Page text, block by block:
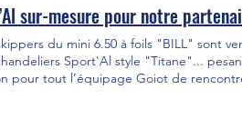
sur-mesure pour notre
du mini 6.50 à foils "BILL" sont
Sport'Al style "Titane"...
pour tout l’équipage Goiot de